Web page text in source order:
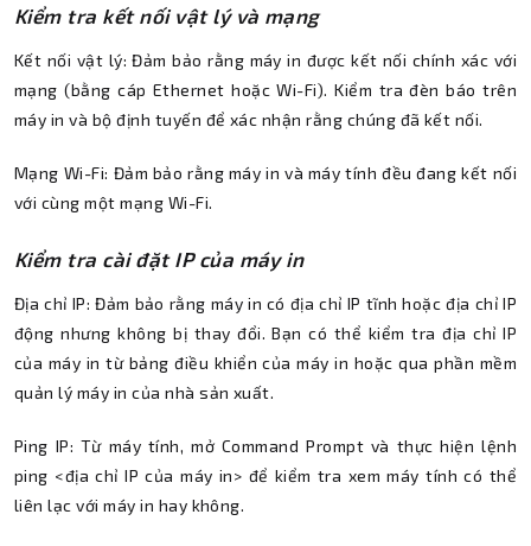
Kiểm tra kết nối vật lý và mạng
Kết nối vật lý: Đảm bảo rằng máy in được kết nối chính xác với
mạng (bằng cáp Ethernet hoặc Wi-Fi). Kiểm tra đèn báo trên
máy in và bộ định tuyến để xác nhận rằng chúng đã kết nối.
Mạng Wi-Fi: Đảm bảo rằng máy in và máy tính đều đang kết nối
với cùng một mạng Wi-Fi.
Kiểm tra cài đặt IP của máy in
Địa chỉ IP: Đảm bảo rằng máy in có địa chỉ IP tĩnh hoặc địa chỉ IP
động nhưng không bị thay đổi. Bạn có thể kiểm tra địa chỉ IP
của máy in từ bảng điều khiển của máy in hoặc qua phần mềm
quản lý máy in của nhà sản xuất.
Ping IP: Từ máy tính, mở Command Prompt và thực hiện lệnh
ping <địa chỉ IP của máy in> để kiểm tra xem máy tính có thể
liên lạc với máy in hay không.